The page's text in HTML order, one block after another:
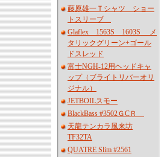
藤原雄一Ｔシャツ ショー
トスリーブ
Glaflex 1563S 1603S メ
タリックグリーン+ゴール
ドスレッド
富士NGH-12用ヘッドキャ
ップ（ブライトリバーオリ
ジナル）
JETBOILスモー
BlackBass #3502ＧCＲ
天龍テンカラ風来坊
TF32TA
QUATRE Slim #2561